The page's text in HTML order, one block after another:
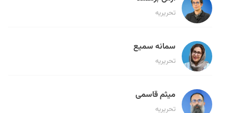
تحریریه
سمانه سمیع
تحریریه
میثم قاسمی
تحریریه